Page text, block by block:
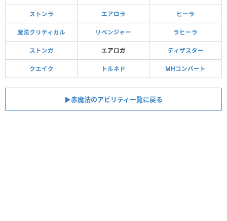
ストンラ エアロラ ヒーラ
魔法クリティカル リベンジャー ラヒーラ
ストンガ エアロガ ディザスター
クエイク トルネド MHコンバート
▶︎赤魔法のアビリティ一覧に戻る